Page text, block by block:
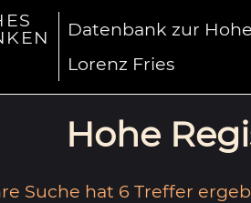
Datenbank zur
Lorenz Fries
Hohe
Suche hat 6 Treffer